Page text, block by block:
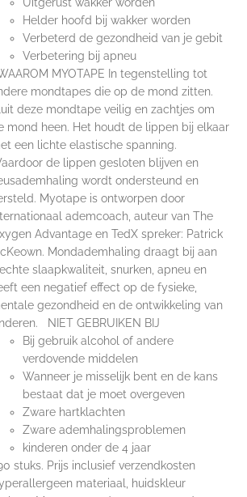
Uitgerust wakker worden
Helder hoofd bij wakker worden
Verbeterd de gezondheid van je gebit
Verbetering bij apneu
MYOTAPE In tegenstelling tot
mondtapes die op de mond zitten.
deze mondtape veilig en zachtjes om
mond heen. Het houdt de lippen bij elkaar
een lichte elastische spanning.
de lippen gesloten blijven en
wordt ondersteund en
Myotape is ontworpen door
ademcoach, auteur van The
Advantage en TedX spreker: Patrick
Mondademhaling draagt bij aan
slaapkwaliteit, snurken, apneu en
een negatief effect op de fysieke,
gezondheid en de ontwikkeling van
NIET GEBRUIKEN BIJ
Bij gebruik alcohol of andere
verdovende middelen
Wanneer je misselijk bent en de kans
bestaat dat je moet overgeven
Zware hartklachten
Zware ademhalingsproblemen
kinderen onder de 4 jaar
stuks. Prijs inclusief verzendkosten
materiaal, huidskleur